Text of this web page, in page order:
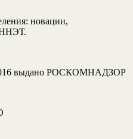
новации,
выдано РОСКОМНАДЗОР